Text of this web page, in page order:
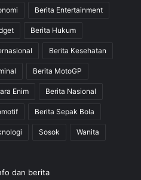
Berita Entertainment
Berita Hukum
Berita Kesehatan
Berita MotoGP
Enim Berita Nasional
Berita Sepak Bola
Sosok Wanita
dan berita